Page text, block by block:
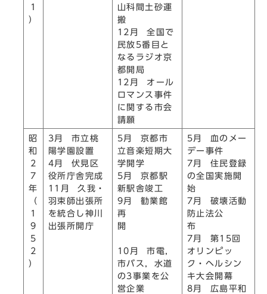
1
）
山科間土砂運
搬
12月 全国で
民放5番目と
なるラジオ京
都開局
12月 オール
ロマンス事件
に関する市会
請願
昭
和
2
7
年
（
1
9
5
2
）
3月 市立桃
陽学園設置
4月 伏見区
役所庁舎完成
11月 久我・
羽束師出張所
を統合し神川
出張所開庁
5月 京都市
立音楽短期大
学開学
5月 京都駅
新駅舎竣工
9月 勧業館
再
開
10月 市電，
市バス，水道
の3事業を公
営企業
5月 血のメー
デー事件
7月 住民登録
の全国実施開
始
7月 破壊活動
防止法公
布
7月 第15回
オリンピッ
ク・ヘルシン
キ大会開幕
8月 広島平和